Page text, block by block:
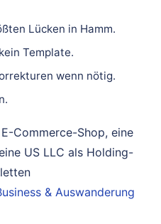
Lücken in Hamm.
Template.
wenn nötig.
Commerce-Shop, eine
US LLC als Holding-
& Auswanderung